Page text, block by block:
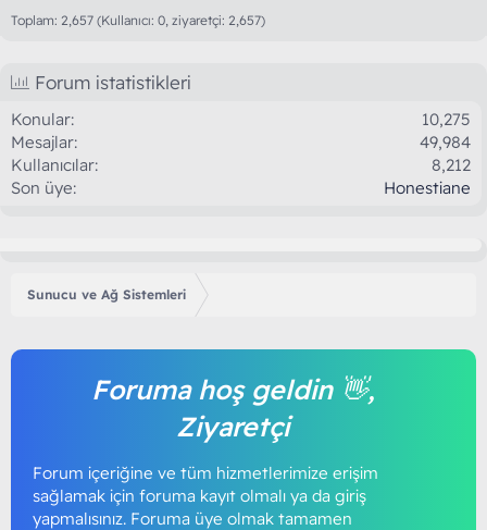
Toplam: 2,657 (Kullanıcı: 0, ziyaretçi: 2,657)
Forum istatistikleri
Konular
10,275
Mesajlar
49,984
Kullanıcılar
8,212
Son üye
Honestiane
Sunucu ve Ağ Sistemleri
Foruma hoş geldin 👋,
Ziyaretçi
Forum içeriğine ve tüm hizmetlerimize erişim
sağlamak için foruma kayıt olmalı ya da giriş
yapmalısınız. Foruma üye olmak tamamen